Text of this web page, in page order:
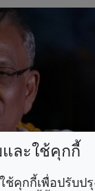
และใช้คุกกี้
ช้คุกกี้เพื่อปรับป